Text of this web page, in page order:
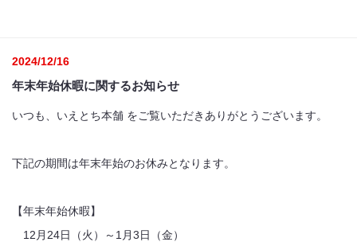
2024/12/16
年末年始休暇に関するお知らせ
いつも、いえとち本舗 をご覧いただきありがとうございます。
下記の期間は年末年始のお休みとなります。
【年末年始休暇】
12月24日（火）～1月3日（金）